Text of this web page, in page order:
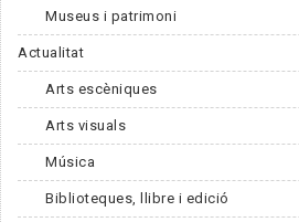
Museus i patrimoni
Actualitat
Arts escèniques
Arts visuals
Música
Biblioteques, llibre i edició